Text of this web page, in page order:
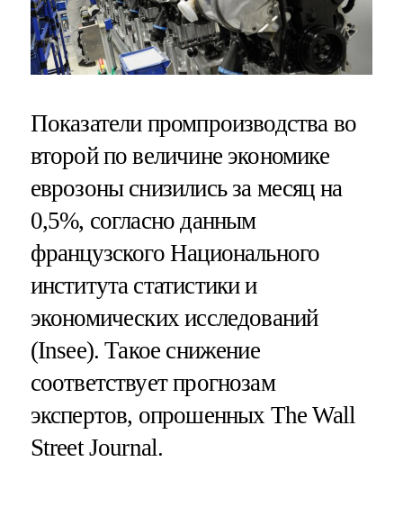
Показатели промпроизводства во
второй по величине экономике
еврозоны снизились за месяц на
0,5%, согласно данным
французского Национального
института статистики и
экономических исследований
(Insee). Такое снижение
соответствует прогнозам
экспертов, опрошенных The Wall
Street Journal.